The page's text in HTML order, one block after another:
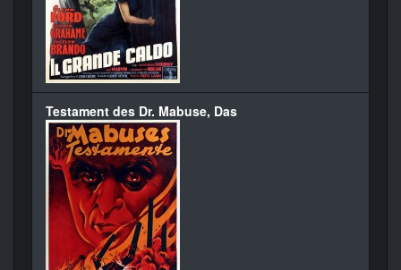
Testament des Dr. Mabuse, Das